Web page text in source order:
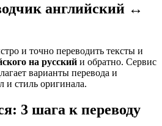
английский ↔
и точно переводить тексты и
на русский и обратно. Сервис
варианты перевода и
и стиль оригинала.
3 шага к переводу